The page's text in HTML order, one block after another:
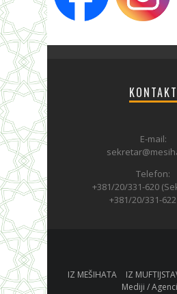
KONTAKT
E-mail:
Telefon:
+381/20/331-620
+381/20/331-
IZ MEŠIHATA IZ
Mediji /